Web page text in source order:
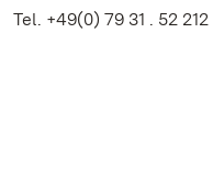
Tel. +49(0) 79 31 . 52 212